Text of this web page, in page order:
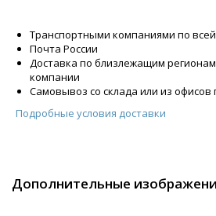
Транспортными компаниями по всей
Почта России
Доставка по близлежащим
компании
Самовывоз со склада или из офисов
Подробные условия доставки
Дополнительные